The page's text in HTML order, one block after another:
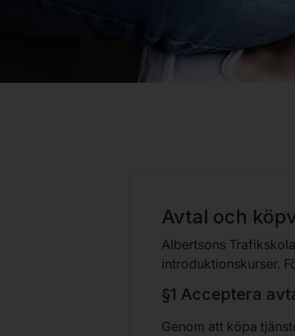
Avtal och
Albertsons
introduktionskurser.
§1 Acceptera
Genom att köpa